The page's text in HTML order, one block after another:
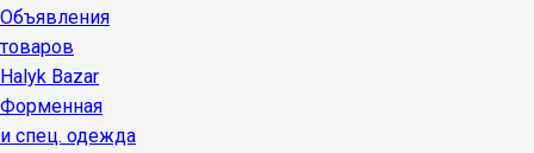
Объявления
товаров
Halyk Bazar
Форменная
и спец. одежда